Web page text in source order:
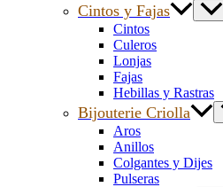
Cintos y Fajas
Cintos
Culeros
Lonjas
Fajas
Hebillas y Rastras
Bijouterie Criolla
Aros
Anillos
Colgantes y Dijes
Pulseras